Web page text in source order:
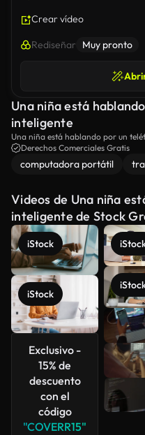
Crear vídeo
Rediseñar Muy pronto
Una niña está
inteligente
Una niña está hablando por un
café.Derechos Comerciales Gratis
computadora portátil
Videos de Una niña
inteligente de Stock
iStock
iStock
Exclusivo -
15% de
descuento
con el
código
"COVERR15"